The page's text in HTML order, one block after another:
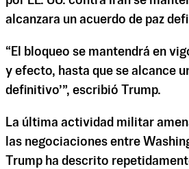
alcanzara un acuerdo de paz
“El bloqueo se mantendrá en
y efecto, hasta que se alcance
definitivo’”, escribió Trump.
La última actividad militar
las negociaciones entre
Trump ha descrito